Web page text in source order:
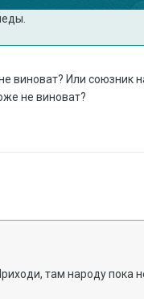
виноват? Или союзник
не виноват?
там народу пока